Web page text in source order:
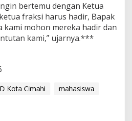
bertemu dengan Ketua
fraksi harus hadir, Bapak
kami mohon mereka hadir dan
kami,” ujarnya.***
Kota Cimahi
mahasiswa